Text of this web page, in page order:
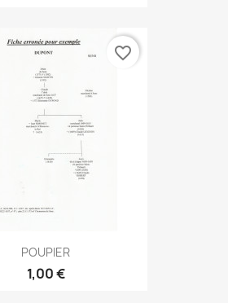
POUPIER
1,00 €
favorite_border